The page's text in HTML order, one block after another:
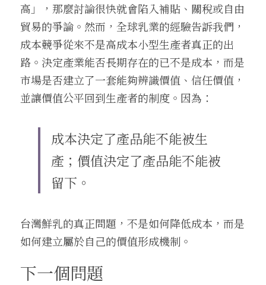
高」，那麼討論很快就會陷入補貼、關稅或自由
貿易的爭論。然而，全球乳業的經驗告訴我們，
成本競爭從來不是高成本小型生產者真正的出
路。決定產業能否長期存在的已不是成本，而是
市場是否建立了一套能夠辨識價值、信任價值，
並讓價值公平回到生產者的制度。因為：
成本決定了產品能不能被生
產；價值決定了產品能不能被
留下。
台灣鮮乳的真正問題，不是如何降低成本，而是
如何建立屬於自己的價值形成機制。
下一個問題